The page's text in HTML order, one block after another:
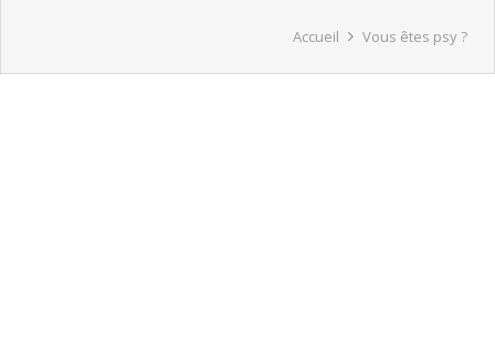
Accueil Vous êtes psy ?